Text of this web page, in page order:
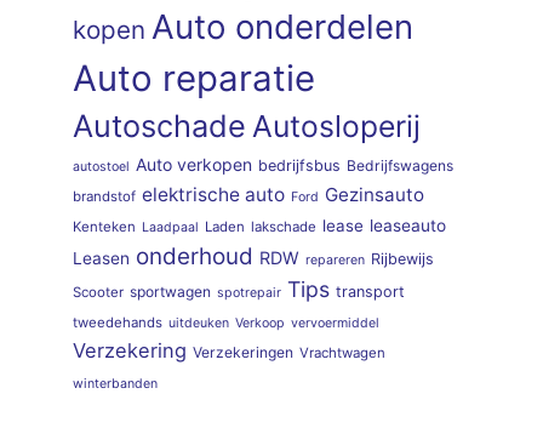
kopen Auto onderdelen
Auto reparatie
Autoschade Autosloperij
autostoel Auto verkopen bedrijfsbus Bedrijfswagens
brandstof elektrische auto Ford Gezinsauto
Kenteken Laadpaal Laden lakschade lease leaseauto
Leasen onderhoud RDW repareren Rijbewijs
Scooter sportwagen spotrepair Tips transport
tweedehands uitdeuken Verkoop vervoermiddel
Verzekering Verzekeringen Vrachtwagen
winterbanden